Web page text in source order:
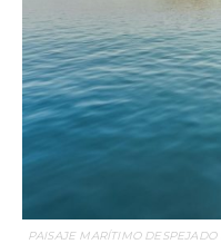
PAISAJE MARÍTIMO